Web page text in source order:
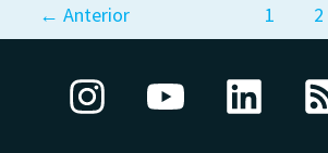
en
de
Excel
← Anterior 1 2